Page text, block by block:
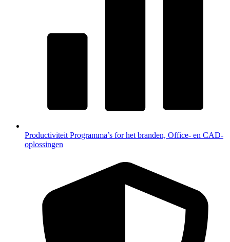
Productiviteit Programma’s for het branden, Office- en CAD-
oplossingen